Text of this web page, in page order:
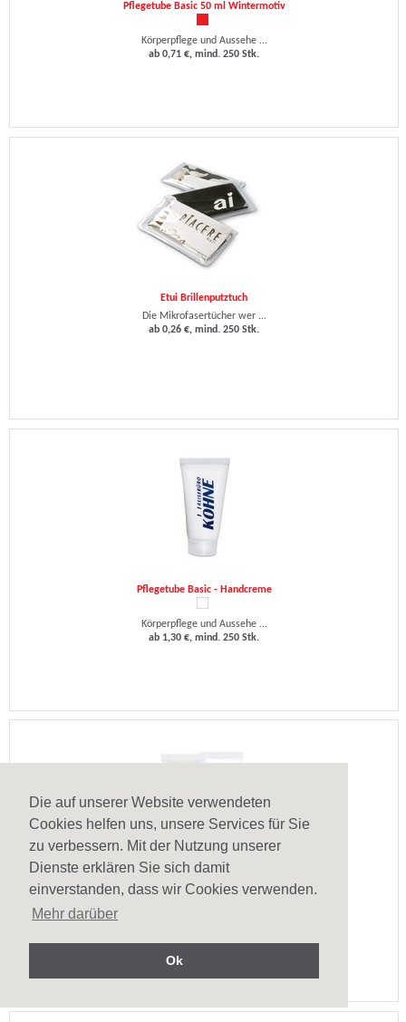
Die auf unserer Website verwendeten
Cookies helfen uns, unsere Services für Sie
zu verbessern. Mit der Nutzung unserer
Dienste erklären Sie sich damit
einverstanden, dass wir Cookies verwenden.
Mehr darüber
Ok
Pflegetube Basic 50 ml Wintermotiv
Körperpflege und Aussehe ...
ab 0,71 €, mind. 250 Stk.
Etui Brillenputztuch
Die Mikrofasertücher wer ...
ab 0,26 €, mind. 250 Stk.
Pflegetube Basic - Handcreme
Körperpflege und Aussehe ...
ab 1,30 €, mind. 250 Stk.